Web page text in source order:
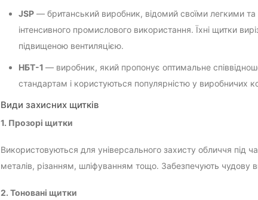
JSP— британський виробник, відомий своїми легкими
інтенсивного промислового використання. Їхні щитки
підвищеною вентиляцією.
НБТ-1 — виробник, який пропонує оптимальне
стандартам і користуються популярністю у виробничих
Види захисних щитків
1. Прозорі щитки
Використовуються для універсального захисту обличчя під
металів, різанням, шліфуванням тощо. Забезпечують чудову
2. Тоновані щитки